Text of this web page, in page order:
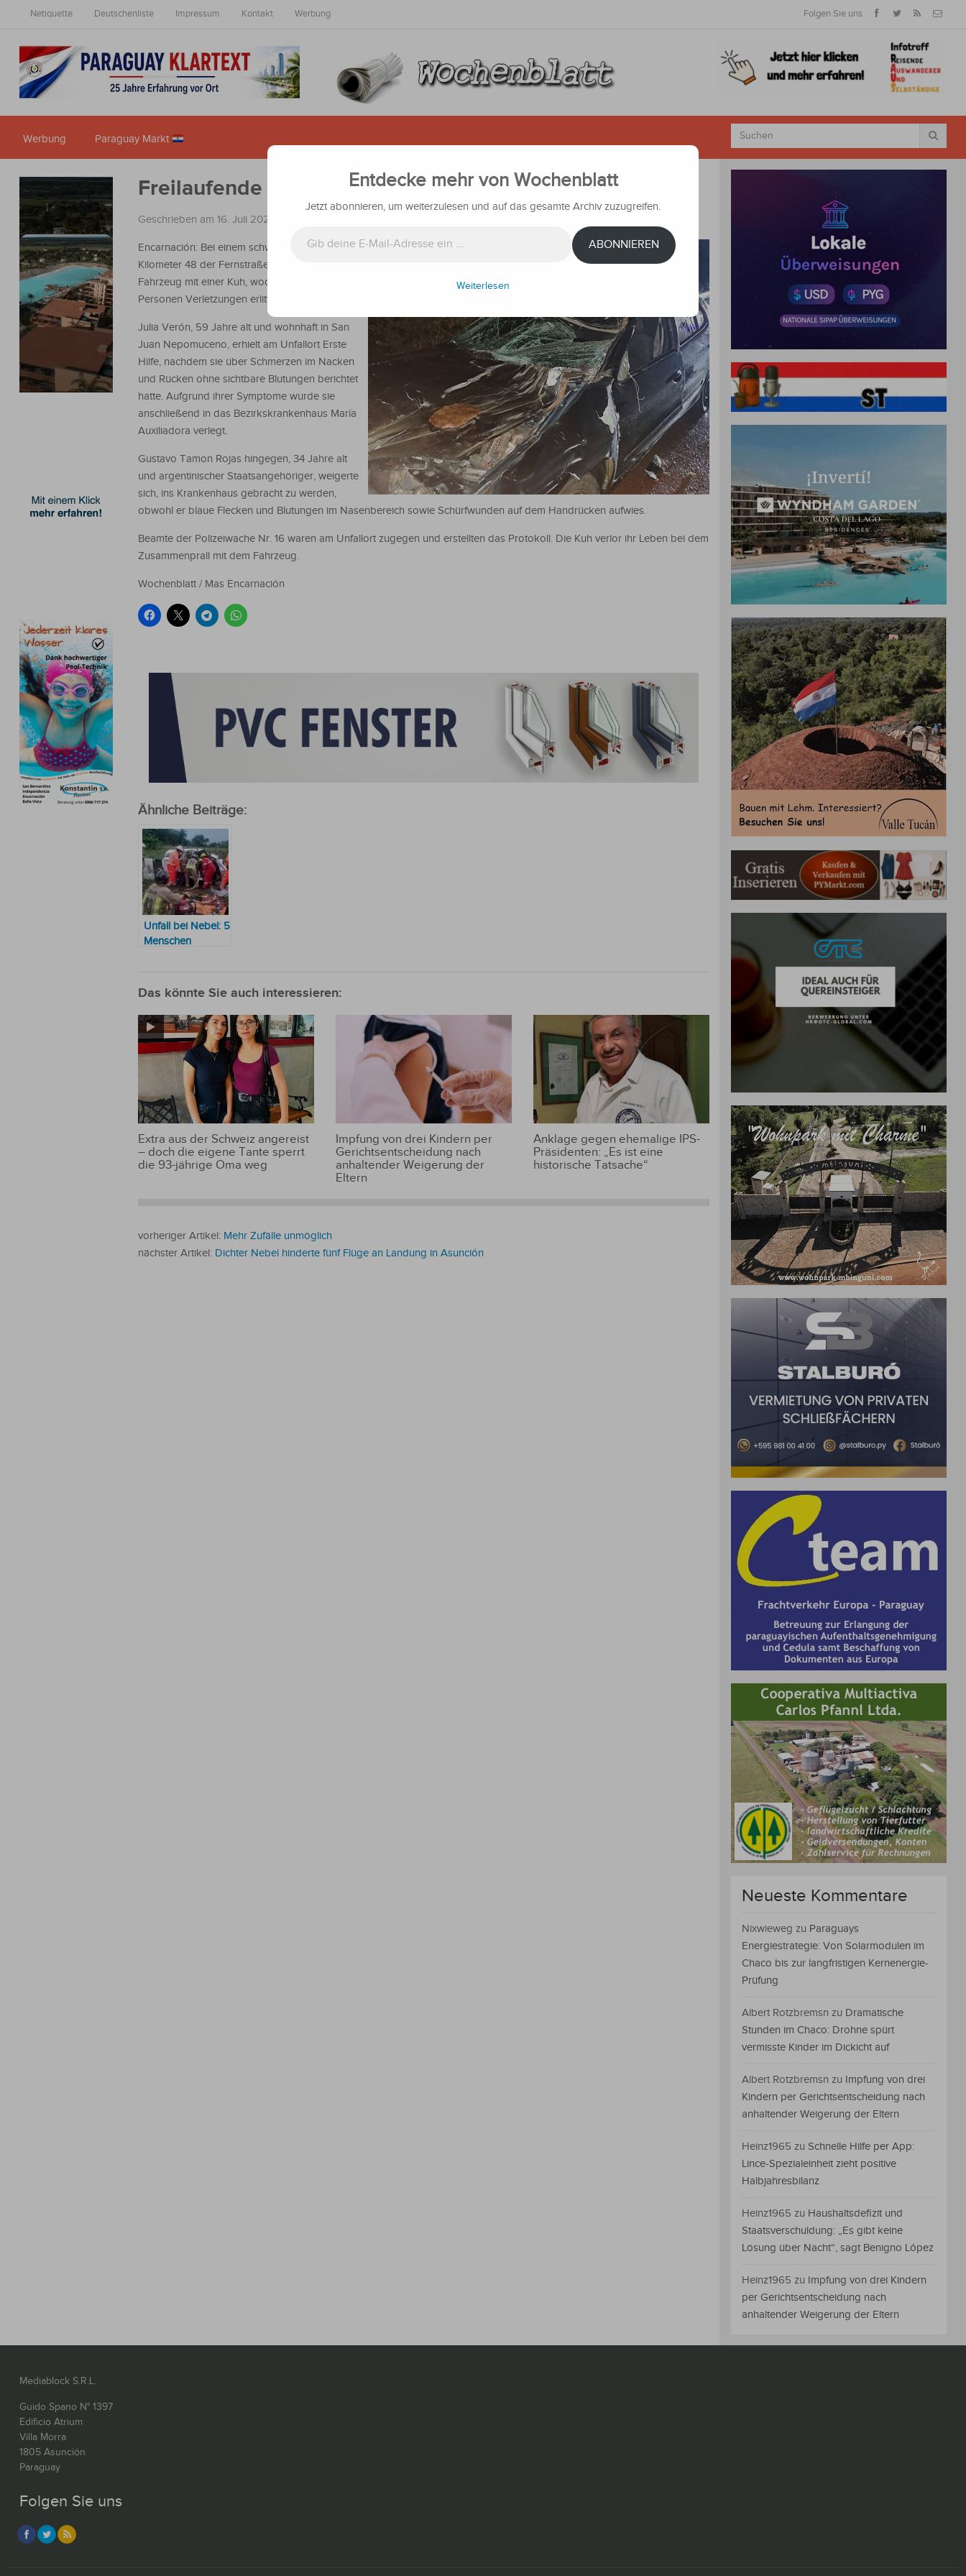
Netiquette Deutschenliste Impressum Kontakt Werbung Folgen Sie uns
Werbung Paraguay Markt
Freilaufende Kuh verursacht schweren Unfall
Geschrieben am 16. Juli 2024
Encarnación: Bei einem schweren Unfall bei
Kilometer 48 der Fernstraße PY6 kollidierte ein
Fahrzeug mit einer Kuh, wodurch zwei
Personen Verletzungen erlitten.
Julia Verón, 59 Jahre alt und wohnhaft in San
Juan Nepomuceno, erhielt am Unfallort Erste
Hilfe, nachdem sie über Schmerzen im Nacken
und Rücken ohne sichtbare Blutungen berichtet
hatte. Aufgrund ihrer Symptome wurde sie
anschließend in das Bezirkskrankenhaus María
Auxiliadora verlegt.
Gustavo Tamon Rojas hingegen, 34 Jahre alt
und argentinischer Staatsangehöriger, weigerte
sich, ins Krankenhaus gebracht zu werden,
obwohl er blaue Flecken und Blutungen im Nasenbereich sowie Schürfwunden auf dem Handrücken aufwies.
Beamte der Polizeiwache Nr. 16 waren am Unfallort zugegen und erstellten das Protokoll. Die Kuh verlor ihr Leben bei dem
Zusammenprall mit dem Fahrzeug.
Wochenblatt / Mas Encarnación
Ähnliche Beiträge:
Unfall bei Nebel: 5
Menschen
Das könnte Sie auch interessieren:
Extra aus der Schweiz angereist
– doch die eigene Tante sperrt
die 93-jährige Oma weg
Impfung von drei Kindern per
Gerichtsentscheidung nach
anhaltender Weigerung der
Eltern
Anklage gegen ehemalige IPS-
Präsidenten: „Es ist eine
historische Tatsache“
vorheriger Artikel: Mehr Zufälle unmöglich
nächster Artikel: Dichter Nebel hinderte fünf Flüge an Landung in Asunción
Neueste Kommentare
Nixwieweg zu Paraguays
Energiestrategie: Von Solarmodulen im
Chaco bis zur langfristigen Kernenergie-
Prüfung
Albert Rotzbremsn zu Dramatische
Stunden im Chaco: Drohne spürt
vermisste Kinder im Dickicht auf
Albert Rotzbremsn zu Impfung von drei
Kindern per Gerichtsentscheidung nach
anhaltender Weigerung der Eltern
Heinz1965 zu Schnelle Hilfe per App:
Lince-Spezialeinheit zieht positive
Halbjahresbilanz
Heinz1965 zu Haushaltsdefizit und
Staatsverschuldung: „Es gibt keine
Lösung über Nacht“, sagt Benigno López
Heinz1965 zu Impfung von drei Kindern
per Gerichtsentscheidung nach
anhaltender Weigerung der Eltern
Mediablock S.R.L.
Guido Spano N° 1397
Edificio Atrium
Villa Morra
1805 Asunción
Paraguay
Folgen Sie uns
Entdecke mehr von Wochenblatt
Jetzt abonnieren, um weiterzulesen und auf das gesamte Archiv zuzugreifen.
ABONNIEREN
Weiterlesen